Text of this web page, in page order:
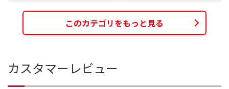
このカテゴリをもっと見る
カスタマーレビュー